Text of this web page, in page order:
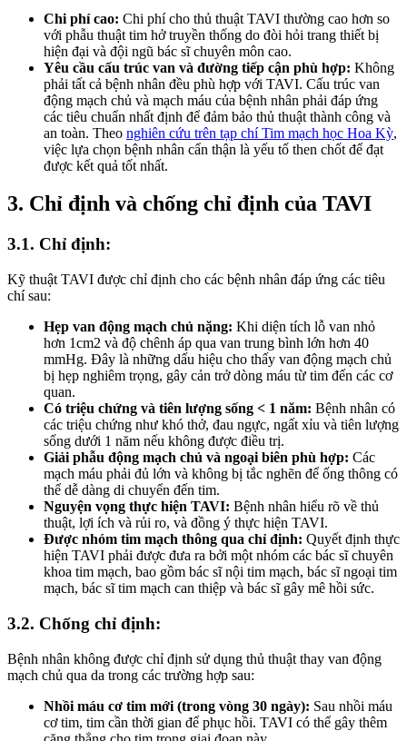
Chi phí cao: Chi phí cho thủ thuật TAVI thường cao hơn so
với phẫu thuật tim hở truyền thống do đòi hỏi trang thiết bị
hiện đại và đội ngũ bác sĩ chuyên môn cao.
Yêu cầu cấu trúc van và đường tiếp cận phù hợp: Không
phải tất cả bệnh nhân đều phù hợp với TAVI. Cấu trúc van
động mạch chủ và mạch máu của bệnh nhân phải đáp ứng
các tiêu chuẩn nhất định để đảm bảo thủ thuật thành công và
an toàn. Theo nghiên cứu trên tạp chí Tim mạch học Hoa Kỳ,
việc lựa chọn bệnh nhân cẩn thận là yếu tố then chốt để đạt
được kết quả tốt nhất.
3. Chỉ định và chống chỉ định của TAVI
3.1. Chỉ định:
Kỹ thuật TAVI được chỉ định cho các bệnh nhân đáp ứng các tiêu
chí sau:
Hẹp van động mạch chủ nặng: Khi diện tích lỗ van nhỏ
hơn 1cm2 và độ chênh áp qua van trung bình lớn hơn 40
mmHg. Đây là những dấu hiệu cho thấy van động mạch chủ
bị hẹp nghiêm trọng, gây cản trở dòng máu từ tim đến các cơ
quan.
Có triệu chứng và tiên lượng sống < 1 năm: Bệnh nhân có
các triệu chứng như khó thở, đau ngực, ngất xỉu và tiên lượng
sống dưới 1 năm nếu không được điều trị.
Giải phẫu động mạch chủ và ngoại biên phù hợp: Các
mạch máu phải đủ lớn và không bị tắc nghẽn để ống thông có
thể dễ dàng di chuyển đến tim.
Nguyện vọng thực hiện TAVI: Bệnh nhân hiểu rõ về thủ
thuật, lợi ích và rủi ro, và đồng ý thực hiện TAVI.
Được nhóm tim mạch thông qua chỉ định: Quyết định thực
hiện TAVI phải được đưa ra bởi một nhóm các bác sĩ chuyên
khoa tim mạch, bao gồm bác sĩ nội tim mạch, bác sĩ ngoại tim
mạch, bác sĩ tim mạch can thiệp và bác sĩ gây mê hồi sức.
3.2. Chống chỉ định:
Bệnh nhân không được chỉ định sử dụng thủ thuật thay van động
mạch chủ qua da trong các trường hợp sau:
Nhồi máu cơ tim mới (trong vòng 30 ngày): Sau nhồi máu
cơ tim, tim cần thời gian để phục hồi. TAVI có thể gây thêm